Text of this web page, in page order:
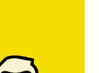
d’œuvre experte
un renfort ou si
à une intégration au
votre maison.